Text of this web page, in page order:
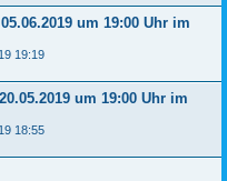
um 19:00 Uhr im
19:19
um 19:00 Uhr im
18:55